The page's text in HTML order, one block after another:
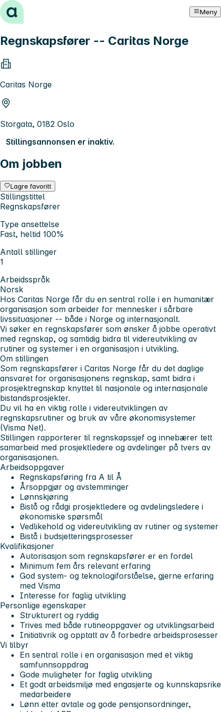
Hopp til innhold Meny
Regnskapsfører -- Caritas Norge
Caritas Norge
Storgata, 0182 Oslo
Stillingsannonsen er inaktiv.
Om jobben
Lagre favoritt
Stillingstittel
Regnskapsfører
Type ansettelse
Fast, heltid 100%
Antall stillinger
1
Arbeidsspråk
Norsk
Hos Caritas Norge får du en sentral rolle i en humanitær
organisasjon som arbeider for mennesker i sårbare
livssituasjoner -- både i Norge og internasjonalt.
Vi søker en regnskapsfører som ønsker å jobbe operativt
med regnskap, og samtidig bidra til videreutvikling av
rutiner og systemer i en organisasjon i utvikling.
Om stillingen
Som regnskapsfører i Caritas Norge får du det daglige
ansvaret for organisasjonens regnskap, samt bidra i
prosjektregnskap knyttet til nasjonale og internasjonale
bistandsprosjekter.
Du vil ha en viktig rolle i videreutviklingen av
regnskapsrutiner og bruk av våre økonomisystemer
(Visma Net).
Stillingen rapporterer til regnskapssjef og innebærer tett
samarbeid med prosjektledere og avdelinger på tvers av
organisasjonen.
Arbeidsoppgaver
Regnskapsføring fra A til Å
Årsoppgjør og avstemminger
Lønnskjøring
Bistå og rådgi prosjektledere og avdelingsledere i
økonomiske spørsmål
Vedlikehold og videreutvikling av rutiner og systemer
Bistå i budsjetteringsprosesser
Kvalifikasjoner
Autorisasjon som regnskapsfører er en fordel
Minimum fem års relevant erfaring
God system- og teknologiforståelse, gjerne erfaring
med Visma
Interesse for faglig utvikling
Personlige egenskaper
Strukturert og ryddig
Trives med både rutineoppgaver og utviklingsarbeid
Initiativrik og opptatt av å forbedre arbeidsprosesser
Vi tilbyr
En sentral rolle i en organisasjon med et viktig
samfunnsoppdrag
Gode muligheter for faglig utvikling
Et godt arbeidsmiljø med engasjerte og kunnskapsrike
medarbeidere
Lønn etter avtale og gode pensjonsordninger,